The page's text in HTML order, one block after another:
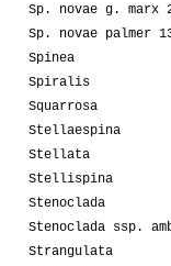
Sp. novae g. marx
Sp. novae palmer
Spinea
Spiralis
Squarrosa
Stellaespina
Stellata
Stellispina
Stenoclada
Stenoclada ssp.
Strangulata